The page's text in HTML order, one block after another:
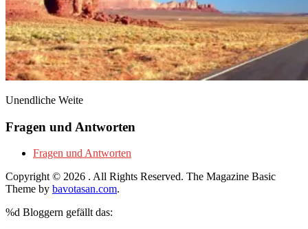
Unendliche Weite
Fragen und Antworten
Fragen und Antworten
Copyright © 2026 . All Rights Reserved. The Magazine Basic
Theme by bavotasan.com.
%d Bloggern gefällt das: